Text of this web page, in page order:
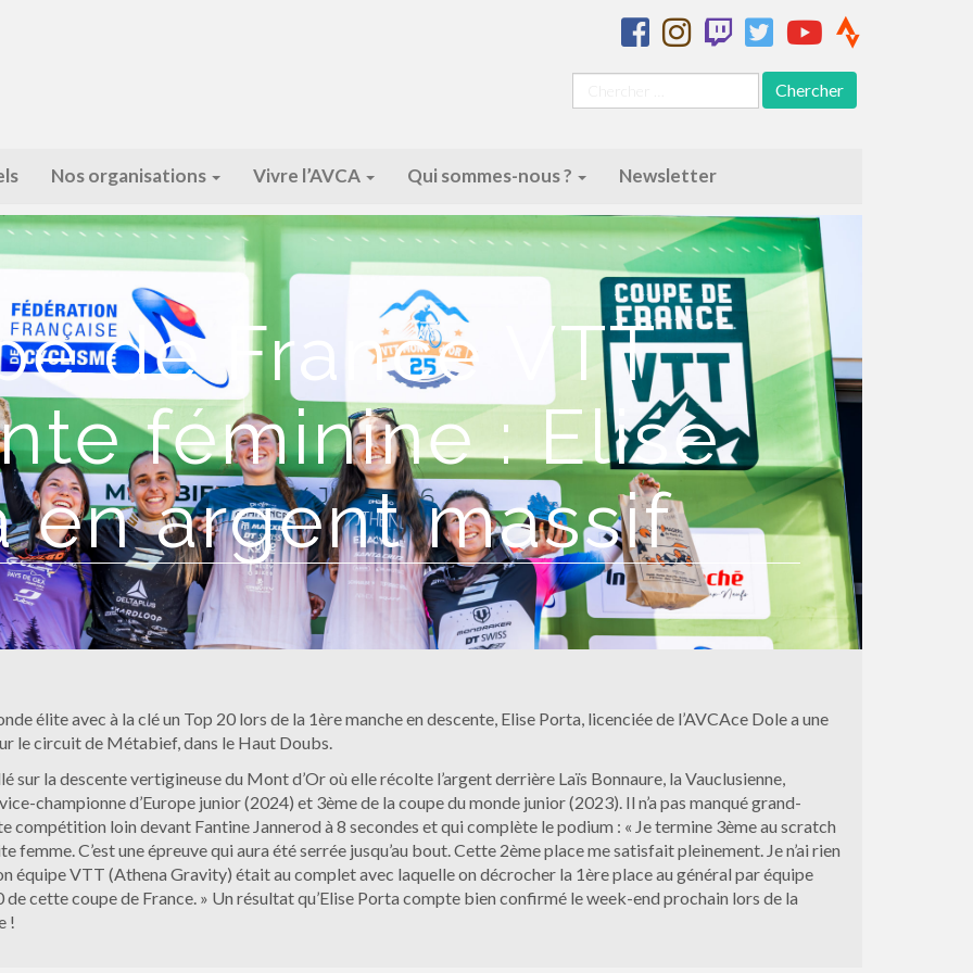
pour
Nos organisations Vivre l’AVCA Qui sommes-nous ? Newsletter
de France VTT
féminine : Elise
en argent massif
élite avec à la clé un Top 20 lors de la 1ère manche en descente, Elise Porta, licenciée de l’AVCAce Dole a une
le circuit de Métabief, dans le Haut Doubs.
sur la descente vertigineuse du Mont d’Or où elle récolte l’argent derrière Laïs Bonnaure, la Vauclusienne,
championne d’Europe junior (2024) et 3ème de la coupe du monde junior (2023). Il n’a pas manqué grand-
compétition loin devant Fantine Jannerod à 8 secondes et qui complète le podium : « Je termine 3ème au scratch
C’est une épreuve qui aura été serrée jusqu’au bout. Cette 2ème place me satisfait pleinement. Je n’ai rien
équipe VTT (Athena Gravity) était au complet avec laquelle on décrocher la 1ère place au général par équipe
cette coupe de France. » Un résultat qu’Elise Porta compte bien confirmé le week-end prochain lors de la
!